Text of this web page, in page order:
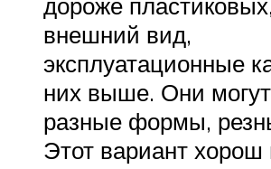
дороже
внешний вид,
эксплуатационные
них выше. Они
разные формы,
Этот вариант хорош